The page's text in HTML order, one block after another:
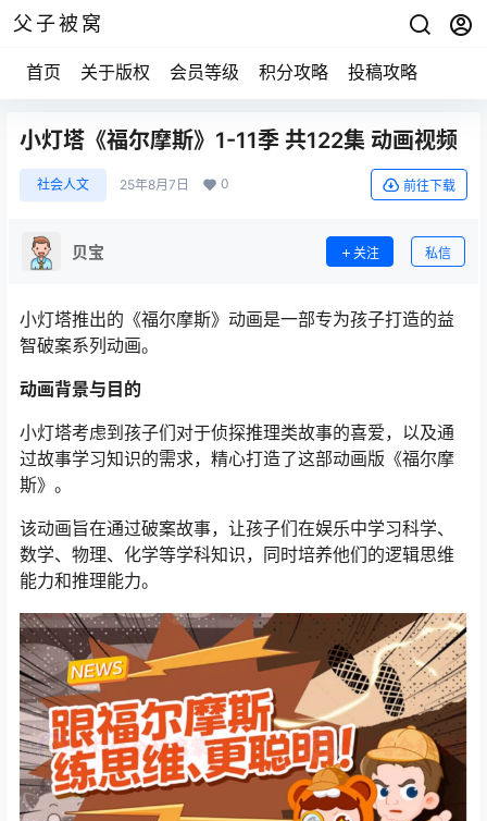
父子被窝
首页 关于版权 会员等级 积分攻略 投稿攻略
小灯塔《福尔摩斯》1-11季 共122集 动画视频
社会人文 25年8月7日 0 前往下载
贝宝 关注 私信
小灯塔推出的《福尔摩斯》动画是一部专为孩子打造的益
智破案系列动画。
动画背景与目的
小灯塔考虑到孩子们对于侦探推理类故事的喜爱，以及通
过故事学习知识的需求，精心打造了这部动画版《福尔摩
斯》。
该动画旨在通过破案故事，让孩子们在娱乐中学习科学、
数学、物理、化学等学科知识，同时培养他们的逻辑思维
能力和推理能力。